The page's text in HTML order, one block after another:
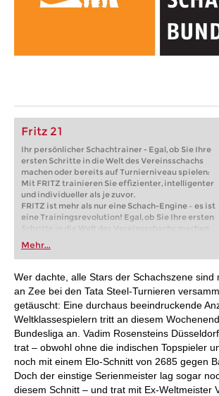
Fritz 21
Ihr persönlicher Schachtrainer - Egal, ob Sie Ihre
ersten Schritte in die Welt des Vereinsschachs
machen oder bereits auf Turnierniveau spielen:
Mit FRITZ trainieren Sie effizienter, intelligenter
und individueller als je zuvor.
FRITZ ist mehr als nur eine Schach-Engine – es ist
eine Trainingsrevolution! Egal, ob Sie Ihre ersten
Schritte in die Welt des Vereinsschachs machen
oder bereits auf Turnierniveau spielen: Mit
FRITZ trainieren Sie effizienter, intelligenter und
individueller als je zuvor.
Mehr...
Wer dachte, alle Stars der Schachszene sind
an Zee bei den Tata Steel-Turnieren
getäuscht: Eine durchaus beeindruckende
Weltklassespielern tritt an diesem
Bundesliga an. Vadim Rosensteins
trat – obwohl ohne die indischen Topspieler
noch mit einem Elo-Schnitt von 2685 gegen
Doch der einstige Serienmeister lag sogar
diesem Schnitt – und trat mit Ex-Weltmeister